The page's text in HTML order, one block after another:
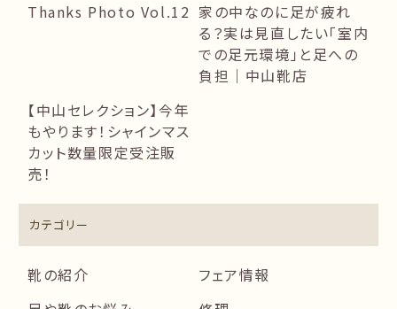
Thanks Photo Vol.12 家の中なのに足が疲れ
る？実は見直したい「室内
での足元環境」と足への
負担｜中山靴店
【中山セレクション】今年
もやります！シャインマス
カット数量限定受注販
売！
カテゴリー
靴の紹介
フェア情報